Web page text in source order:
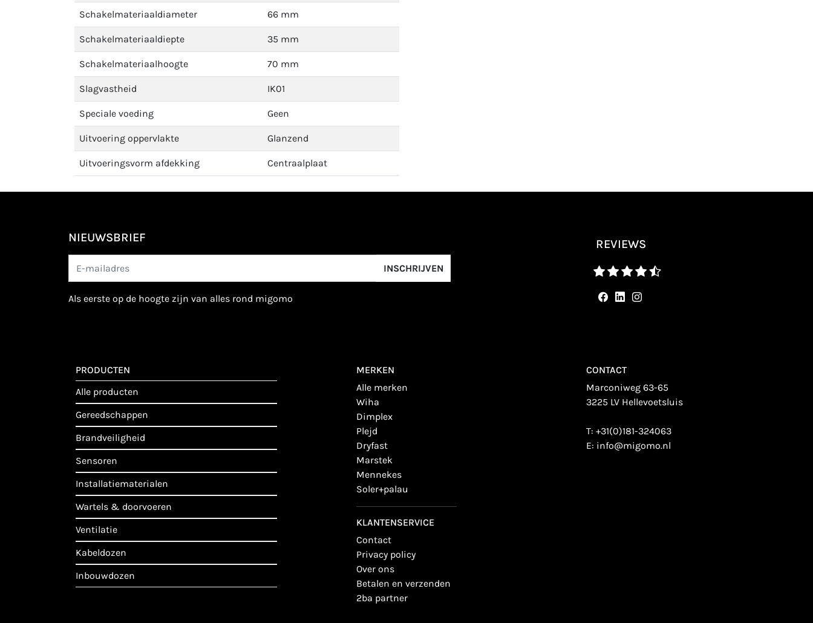
Schakelmateriaaldiameter 66 mm
Schakelmateriaaldiepte 35 mm
Schakelmateriaalhoogte 70 mm
Slagvastheid IK01
Speciale voeding Geen
Uitvoering oppervlakte Glanzend
Uitvoeringsvorm afdekking Centraalplaat
NIEUWSBRIEF
INSCHRIJVEN
als eerste op de hoogte zijn van alles rond migomo
REVIEWS
PRODUCTEN
alle producten
gereedschappen
brandveiligheid
sensoren
installatiematerialen
wartels & doorvoeren
ventilatie
kabeldozen
inbouwdozen
MERKEN
alle merken
wiha
dimplex
plejd
dryfast
marstek
mennekes
soler+palau
KLANTENSERVICE
contact
privacy policy
over ons
betalen en verzenden
2ba partner
CONTACT
Marconiweg 63-65
3225 LV Hellevoetsluis
T:+31(0)181-324063
E: info@migomo.nl